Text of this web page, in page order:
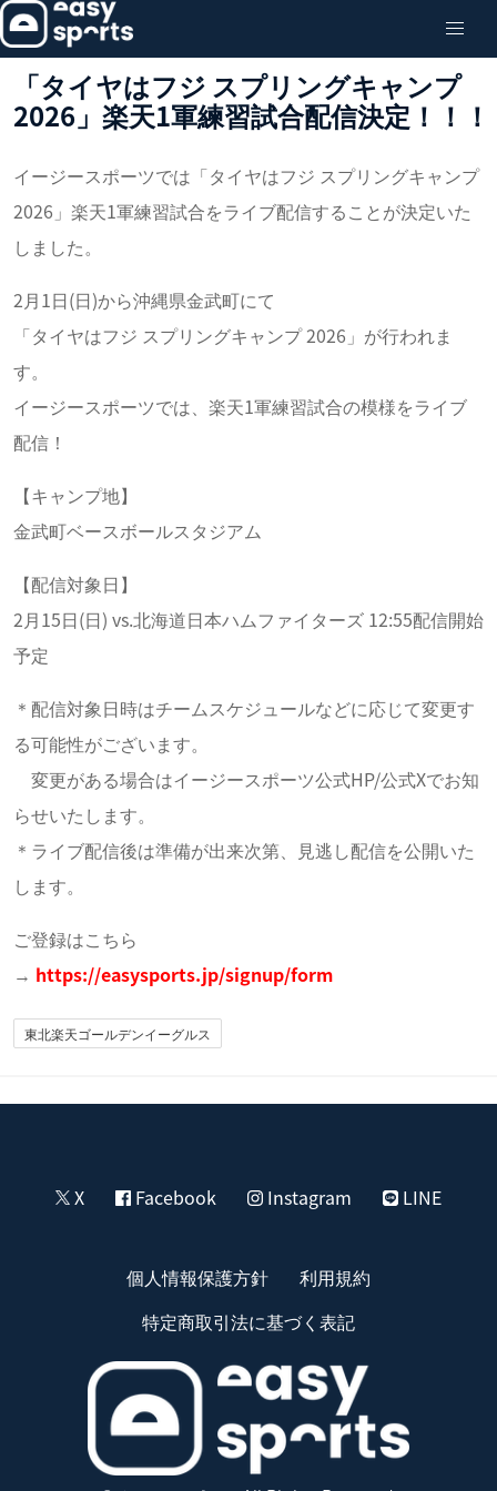
「タイヤはフジ スプリングキャンプ
2026」楽天1軍練習試合配信決定！！！
イージースポーツでは「タイヤはフジ スプリングキャンプ
2026」楽天1軍練習試合をライブ配信することが決定いた
しました。
2月1日(日)から沖縄県金武町にて
「タイヤはフジ スプリングキャンプ 2026」が行われま
す。
イージースポーツでは、楽天1軍練習試合の模様をライブ
配信！
【キャンプ地】
金武町ベースボールスタジアム
【配信対象日】
2月15日(日) vs.北海道日本ハムファイターズ 12:55配信開始
予定
＊配信対象日時はチームスケジュールなどに応じて変更す
る可能性がございます。
変更がある場合はイージースポーツ公式HP/公式Xでお知
らせいたします。
＊ライブ配信後は準備が出来次第、見逃し配信を公開いた
します。
ご登録はこちら
→ https://easysports.jp/signup/form
東北楽天ゴールデンイーグルス
X Facebook Instagram LINE
個人情報保護方針
利用規約
特定商取引法に基づく表記